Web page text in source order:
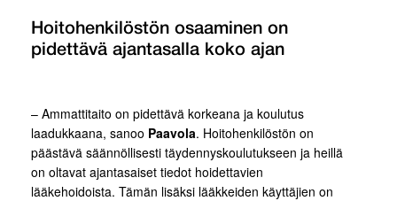
Hoitohenkilöstön osaaminen on
pidettävä ajantasalla koko ajan
– Ammattitaito on pidettävä korkeana ja koulutus
laadukkaana, sanoo Paavola. Hoitohenkilöstön on
päästävä säännöllisesti täydennyskoulutukseen ja heillä
on oltavat ajantasaiset tiedot hoidettavien
lääkehoidoista. Tämän lisäksi lääkkeiden käyttäjien on